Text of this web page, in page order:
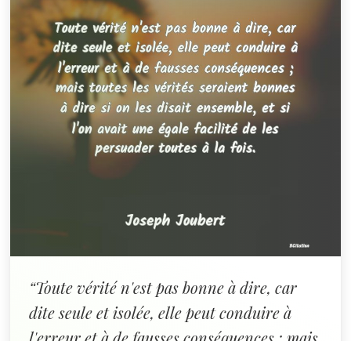
“Toute vérité n'est pas bonne à dire, car
dite seule et isolée, elle peut conduire à